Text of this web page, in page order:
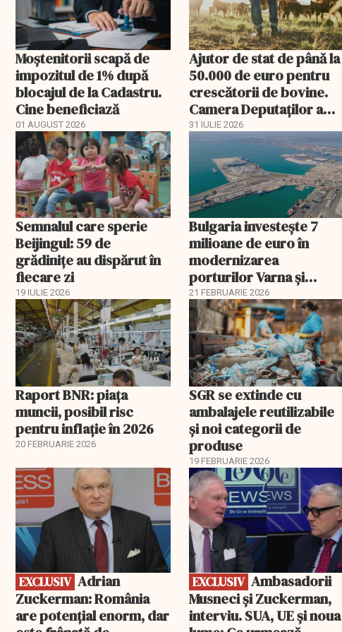
Moștenitorii scapă de
impozitul de 1% după
blocajul de la Cadastru.
Cine beneficiază
01 AUGUST 2026
Ajutor de stat de până la
50.000 de euro pentru
crescătorii de bovine.
Camera Deputaților a
aprobat schema
31 IULIE 2026
Semnalul care sperie
Beijingul: 59 de
grădinițe au dispărut în
fiecare zi
19 IULIE 2026
Bulgaria investește 7
milioane de euro în
modernizarea
porturilor Varna și
Burgas
21 FEBRUARIE 2026
Raport BNR: piața
muncii, posibil risc
pentru inflație în 2026
20 FEBRUARIE 2026
SGR se extinde cu
ambalajele reutilizabile
și noi categorii de
produse
19 FEBRUARIE 2026
EXCLUSIV
EXCLUSIV
Zuckerman: România
are potențial enorm, dar
EXCLUSIV
EXCLUSIV Ambasadorii
Musneci și Zuckerman,
interviu. SUA, UE și noua